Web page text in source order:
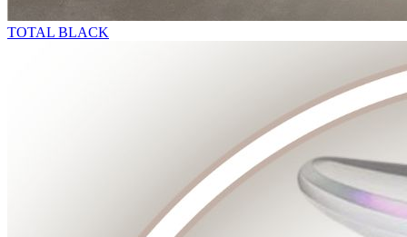
TOTAL BLACK